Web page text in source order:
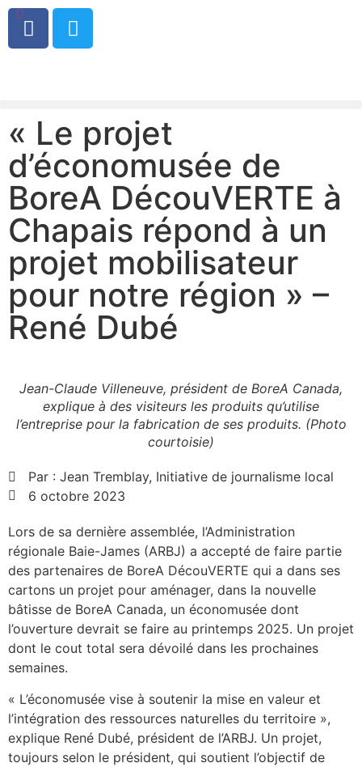
0
« Le projet
d’économusée de
BoreA DécouVERTE à
Chapais répond à un
projet mobilisateur
pour notre région » –
René Dubé
Jean-Claude Villeneuve, président de BoreA Canada,
explique à des visiteurs les produits qu’utilise
l’entreprise pour la fabrication de ses produits. (Photo
courtoisie)
Par : Jean Tremblay, Initiative de journalisme local
6 octobre 2023
Lors de sa dernière assemblée, l’Administration
régionale Baie-James (ARBJ) a accepté de faire partie
des partenaires de BoreA DécouVERTE qui a dans ses
cartons un projet pour aménager, dans la nouvelle
bâtisse de BoreA Canada, un économusée dont
l’ouverture devrait se faire au printemps 2025. Un projet
dont le cout total sera dévoilé dans les prochaines
semaines.
« L’économusée vise à soutenir la mise en valeur et
l’intégration des ressources naturelles du territoire »,
explique René Dubé, président de l’ARBJ. Un projet,
toujours selon le président, qui soutient l’objectif de